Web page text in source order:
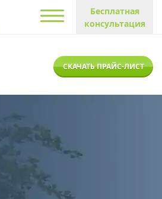
Бесплатная
консультация
СКАЧАТЬ ПРАЙС-ЛИСТ